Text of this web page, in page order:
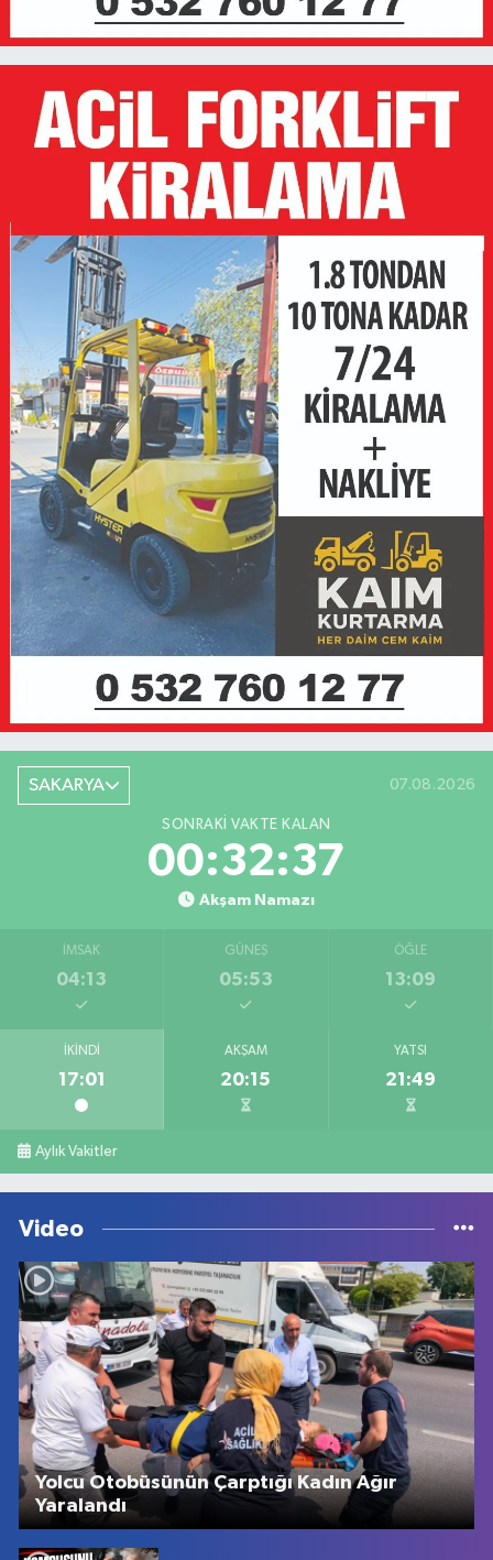
SAKARYA 07.08.2026
SONRAKI VAKTE KALAN
00:32:37
Akşam Namazı
İMSAK
04:13
GÜNEŞ
05:53
ÖĞLE
13:09
İKINDI
17:01
AKŞAM
20:15
YATSI
21:49
Aylık Vakitler
Video
Yolcu Otobüsünün Çarptığı Kadın Ağır
Yaralandı